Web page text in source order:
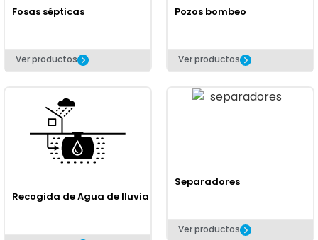
Fosas sépticas
Ver productos
Pozos bombeo
Ver productos
Recogida de Agua de lluvia
Separadores
Ver productos